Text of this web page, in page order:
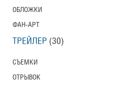
ОБЛОЖКИ
ФАН-АРТ
ТРЕЙЛЕР (30)
СЪЕМКИ
ОТРЫВОК